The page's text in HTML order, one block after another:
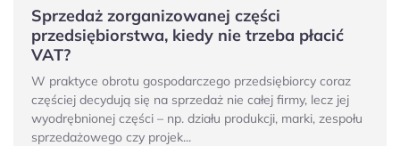
Sprzedaż zorganizowanej części
przedsiębiorstwa, kiedy nie trzeba płacić
VAT?
W praktyce obrotu gospodarczego przedsiębiorcy coraz
częściej decydują się na sprzedaż nie całej firmy, lecz jej
wyodrębnionej części – np. działu produkcji, marki, zespołu
sprzedażowego czy projek...